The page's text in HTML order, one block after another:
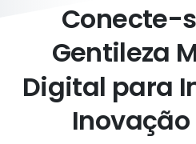
Conecte-
Gentileza
Digital para
Inovação